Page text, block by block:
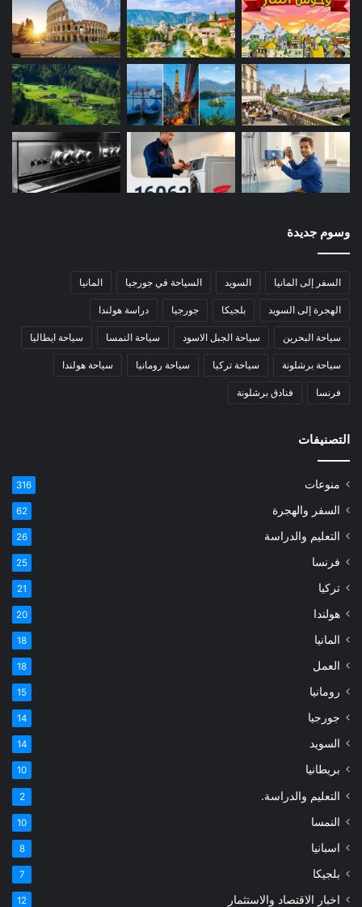
وسوم جديدة
السفر إلى المانيا السويد السياحة في جورجيا المانيا
الهجرة إلى السويد بلجيكا جورجيا دراسة هولندا
سياحة البحرين سياحة الجبل الاسود سياحة النمسا سياحة ايطاليا
سياحة برشلونة سياحة تركيا سياحة رومانيا سياحة هولندا
فرنسا فنادق برشلونة
التصنيفات
منوعات 316
السفر والهجرة 62
التعليم والدراسة 26
فرنسا 25
تركيا 21
هولندا 20
المانيا 18
العمل 18
رومانيا 15
جورجيا 14
السويد 14
بريطانيا 10
التعليم والدراسة. 2
النمسا 10
اسبانيا 8
بلجيكا 7
اخبار الاقتصاد والاستثمار 12